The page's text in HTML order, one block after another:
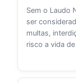
Sem o Laudo
ser
multas,
risco a vida